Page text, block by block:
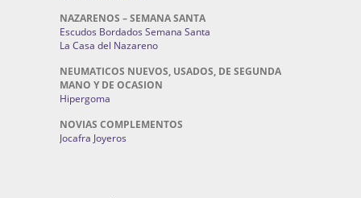
NAZARENOS – SEMANA SANTA
Escudos Bordados Semana Santa
La Casa del Nazareno
NEUMATICOS NUEVOS, USADOS, DE SEGUNDA
MANO Y DE OCASION
Hipergoma
NOVIAS COMPLEMENTOS
Jocafra Joyeros